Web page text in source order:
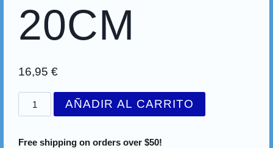
20CM
16,95 €
AÑADIR AL CARRITO
Free shipping on orders over $50!